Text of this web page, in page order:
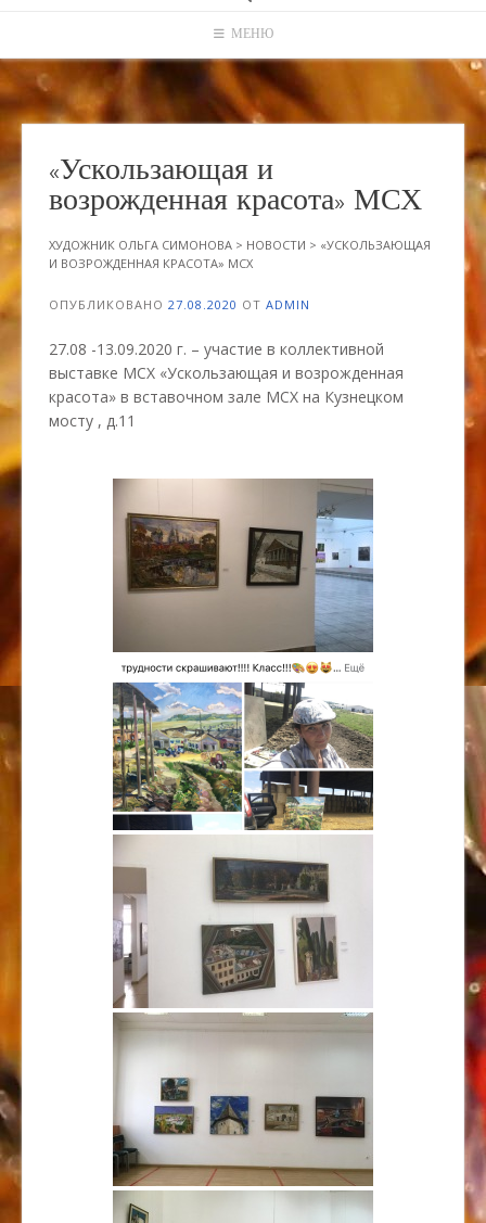
МЕНЮ
«Ускользающая и
возрожденная красота» МСХ
ХУДОЖНИК ОЛЬГА СИМОНОВА > НОВОСТИ > «УСКОЛЬЗАЮЩАЯ
И ВОЗРОЖДЕННАЯ КРАСОТА» МСХ
ОПУБЛИКОВАНО 27.08.2020 ОТ ADMIN
27.08 -13.09.2020 г. – участие в коллективной
выставке МСХ «Ускользающая и возрожденная
красота» в вставочном зале МСХ на Кузнецком
мосту , д.11